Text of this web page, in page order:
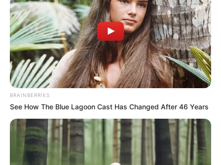
BRAINBERRIES
See How The Blue Lagoon Cast Has Changed After 46 Years